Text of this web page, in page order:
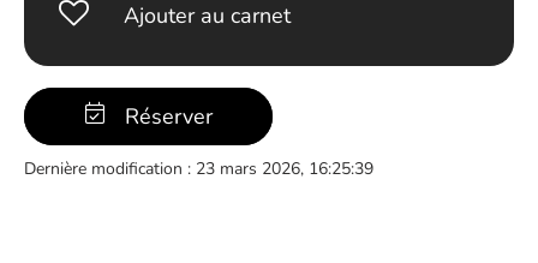
Ajouter au carnet
Réserver
Dernière modification : 23 mars 2026, 16:25:39